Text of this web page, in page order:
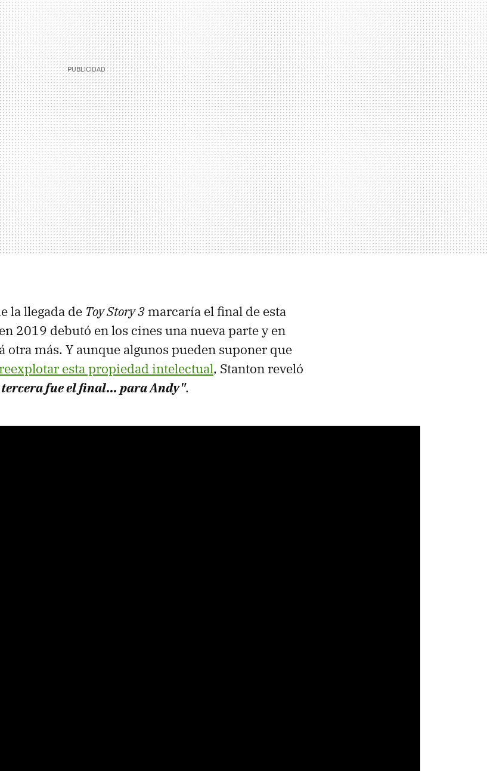
la llegada de Toy Story 3 marcaría el final de esta
2019 debutó en los cines una nueva parte y en
otra más. Y aunque algunos pueden suponer que
esta propiedad intelectual, Stanton reveló
fue el final... para Andy".